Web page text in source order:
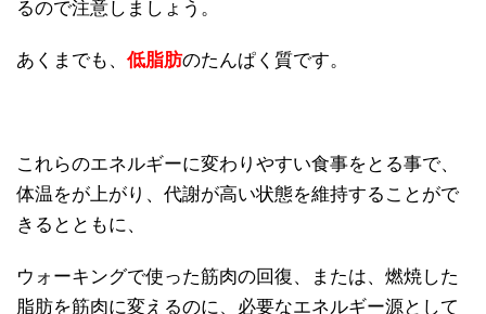
るので注意しましょう。
あくまでも、 低脂肪のたんぱく質です。
これらのエネルギーに変わりやすい食事をとる事で、
体温をが上がり、代謝が高い状態を維持することがで
きるとともに、
ウォーキングで使った筋肉の回復、または、燃焼した
脂肪を筋肉に変えるのに、必要なエネルギー源として